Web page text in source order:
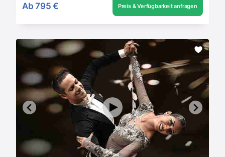
Ab 795 € Preis & Verfügbarkeit anfragen